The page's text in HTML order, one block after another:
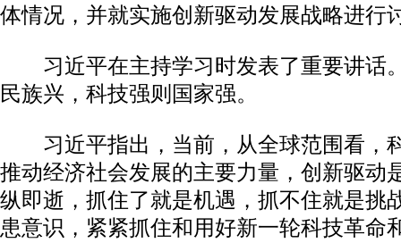
体情况，并就实施创新驱动发展战略进行
习近平在主持学习时发表了重要讲话
民族兴，科技强则国家强。
习近平指出，当前，从全球范围看，
推动经济社会发展的主要力量，创新驱动
纵即逝，抓住了就是机遇，抓不住就是挑
患意识，紧紧抓住和用好新一轮科技革命